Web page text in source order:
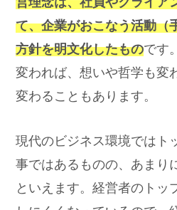
て、企業がおこなう活動（
方針を明文化したものです
変われば、想いや哲学も変
変わることもあります。
現代のビジネス環境ではト
事ではあるものの、あまり
といえます。経営者のトッ